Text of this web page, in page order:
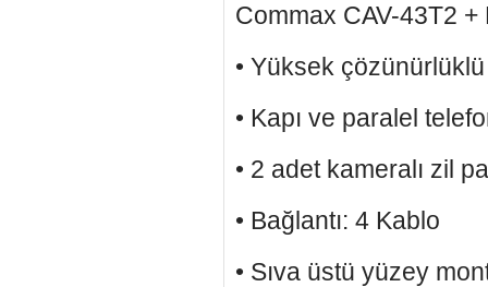
Commax CAV-43T2
• Yüksek
• Kapı ve paralel
• 2 adet kameralı zil
• Bağlantı: 4 Kablo
• Sıva üstü yüzey